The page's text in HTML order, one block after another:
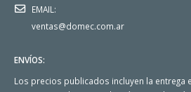
EMAIL:
ventas@domec.com.ar
ENVÍOS:
Los precios publicados incluyen la entrega